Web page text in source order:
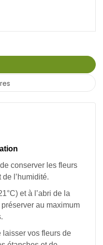
conserver les fleurs
l’humidité.
et à l’abri de la
au maximum
laisser vos fleurs de